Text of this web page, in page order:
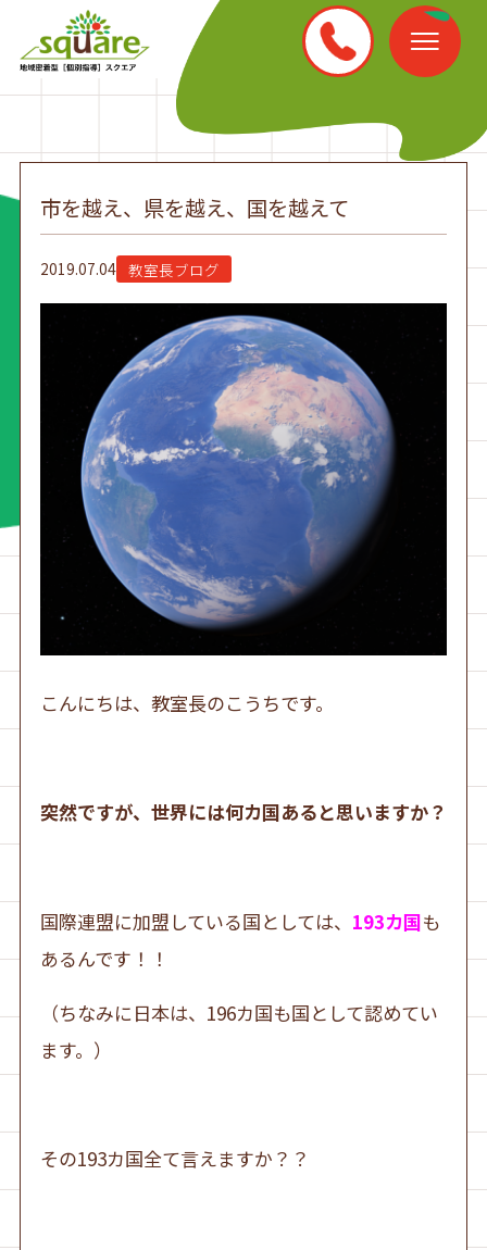
市を越え、県を越え、国を越えて
2019.07.04 教室長ブログ
こんにちは、教室長のこうちです。
突然ですが、世界には何カ国あると思いますか？
国際連盟に加盟している国としては、 193カ国も
あるんです！！
（ちなみに日本は、196カ国も国として認めてい
ます。）
その193カ国全て言えますか？？